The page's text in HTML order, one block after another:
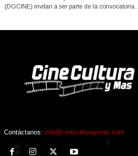
(DGCINE) invitan a ser parte de la convocatoria...
Contáctanos: info@cineculturaymas.com